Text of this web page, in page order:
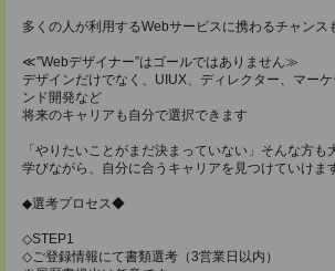
多くの人が利用するWebサービスに携わるチャンス
≪”Webデザイナー”はゴールではありません≫
デザインだけでなく、UIUX、ディレクター、マー
ンド開発など
将来のキャリアも自分で選択できます
「やりたいことがまだ決まっていない」そんな方も
学びながら、自分に合うキャリアを見つけていけま
◆選考プロセス◆
◇STEP1
◇ご登録情報にて書類選考（3営業日以内）